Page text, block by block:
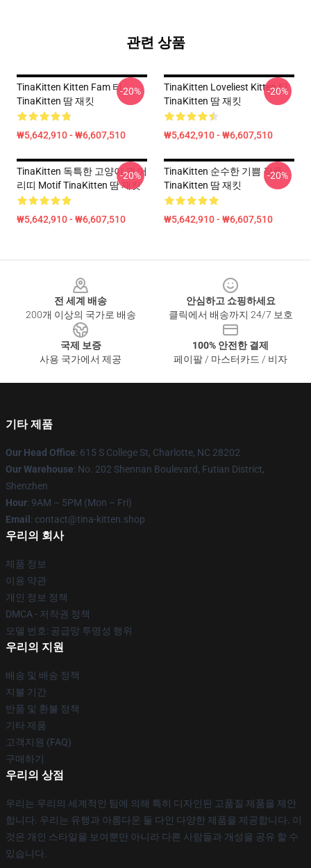
관련 상품
TinaKitten Kitten Fam 티
TinaKitten 땀 재킷
₩5,642,910 - ₩6,607,510
-20%
TinaKitten Loveliest Kitten 티
TinaKitten 땀 재킷
₩5,642,910 - ₩6,607,510
-20%
TinaKitten 독특한 고양이 귀 머
리띠 Motif TinaKitten 땀 재킷
₩5,642,910 - ₩6,607,510
-20%
TinaKitten 순수한 기쁨 작풍
TinaKitten 땀 재킷
₩5,642,910 - ₩6,607,510
-20%
전 세계 배송
200개 이상의 국가로 배송
안심하고 쇼핑하세요
클릭에서 배송까지 24/7 보호
국제 보증
사용 국가에서 제공
100% 안전한 결제
페이팔 / 마스터카드 / 비자
기타 제품
Our Head Office: 615 S College St, Charlotte, NC 28202
Our Warehouse: No. 202 Shennan Boulevard, Futian District,
Shenzhen
Hour: 9AM – 5PM (Mon – Fri)
Email : contact@tina-kitten.shop
우리의 회사
제품 정보
이용 약관
개인 정보 정책
DMCA - 저작권 정책
모델 번호: 공급망 투명성 행위
우리의 지원
배송 및 배송 정책
지불 기간
반품 및 환불 정책
기타 제품
고객지원 (FAQ)
구매하기
우리의 상점
우리는 우리의 세계적인 팀에 의해 특히 디자인된 고품질 제품을 제안
합니다. 우리는 유행과 아름다운 둘 다인 다양한 제품을 제공합니다. 이
것은 개인 스타일을 보여뿐만 아니라 다른 사람들과 개성을 공유 할 수
있습니다.